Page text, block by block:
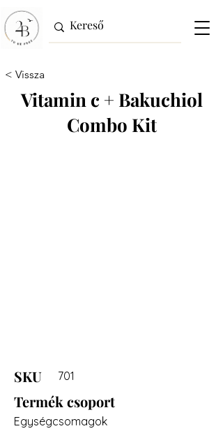
< Vissza
Vitamin c + Bakuchiol
Combo Kit
SKU 701
Termék csoport
Egységcsomagok